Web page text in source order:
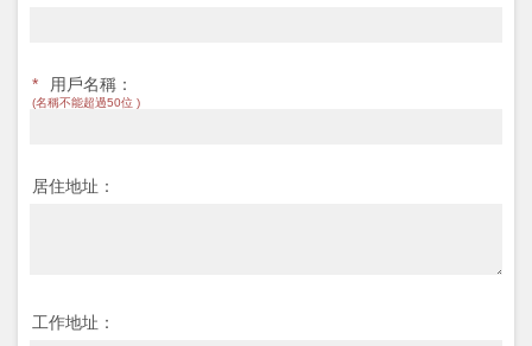
* 用戶名稱：
(名稱不能超過50位 )
居住地址：
工作地址：